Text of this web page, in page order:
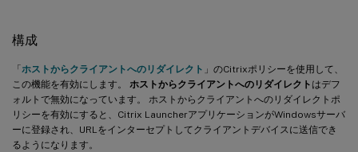
構成
「ホストからクライアントへのリダイレクト 」のCitrixポリシーを使用して、
この機能を有効にします。 ホストからクライアントへのリダイレクト はデフ
ォルトで無効になっています。 ホストからクライアントへのリダイレクトポ
リシーを有効にすると、Citrix LauncherアプリケーションがWindowsサーバ
ーに登録され、URLをインターセプトしてクライアントデバイスに送信でき
るようになります。